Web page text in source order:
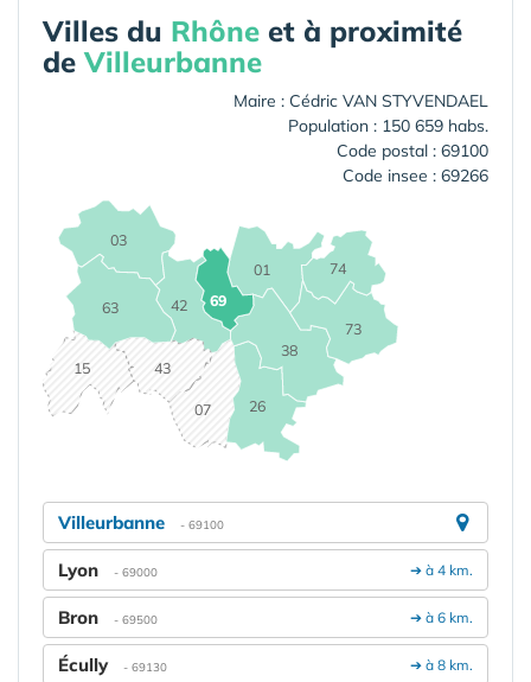
Villes du Rhône et à proximité
deVilleurbanne
Maire : Cédric VAN STYVENDAEL
Population : 150 659 habs.
Code postal : 69100
Code insee : 69266
01
03
07
15
26
38
42
43
63
69
73
74
Villeurbanne - 69100
➔ à 4 km.
Lyon - 69000
➔ à 6 km.
Bron - 69500
➔ à 8 km.
Écully - 69130